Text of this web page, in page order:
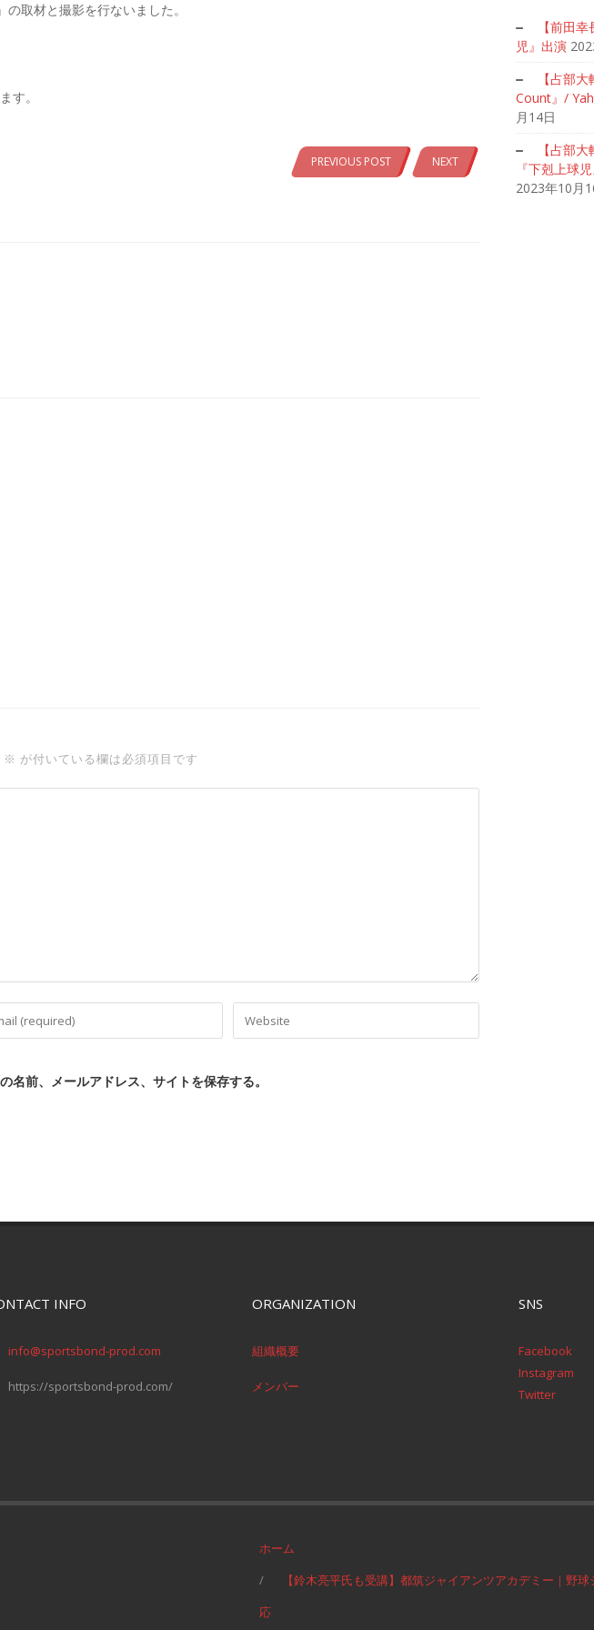
取材と撮影を行ないました。
す。
PREVIOUS POST NEXT
※ が付いている欄は必須項目です
前、メールアドレス、サイトを保存する。
【前田
児』出演
【占部
Count』/
月14日
【占部
『下剋上球
2023年10月
INFO
info@sportsbond-prod.com
https://sportsbond-prod.com/
ORGANIZATION
組織概要
メンバー
SNS
Facebook
Instagram
Twitter
ホーム
【鈴木亮平氏も受講】都筑ジャイアンツアカデミー｜野
応